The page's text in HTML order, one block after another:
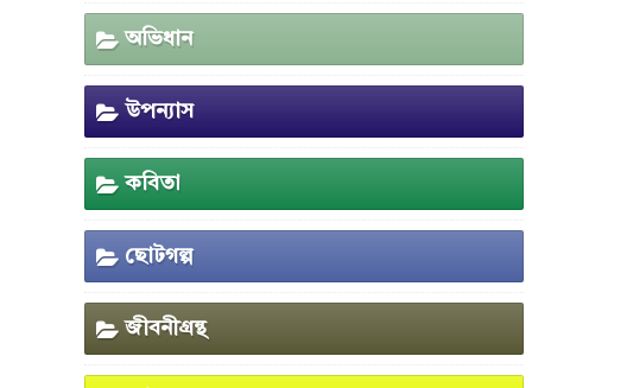
অভিধান
উপন্যাস
কবিতা
ছোটগল্প
জীবনীগ্রন্থ